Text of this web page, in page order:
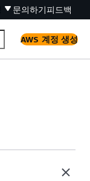
문의하기피드백
AWS 계정 생성